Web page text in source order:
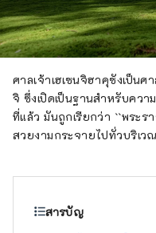
รณ์คัตสึยาม
จอดรถของพิ
งานของ "ส
บริการแบบล
กับความท้า
ใหม่ที่เน้นกา
ฟื้นฟูเมืองคัตสึ
ศาลเจ้าเฮเซนจิฮาคุซังเป็น
จิ ซึ่งเปิดเป็นฐานสำหรับคว
ที่แล้ว มันถูกเรียกว่า ``พระร
สวยงามกระจายไปทั่วบริเวณ
สารบัญ